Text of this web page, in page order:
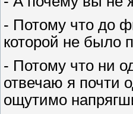
- Потому что до
которой не было
- Потому что ни
отвечаю я почти
ощутимо